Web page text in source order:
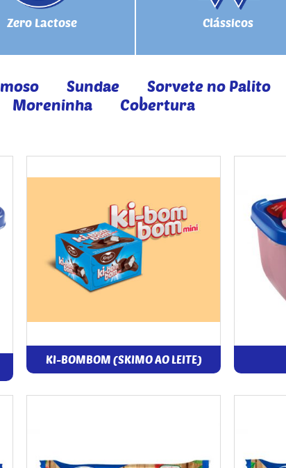
Zero Lactose Clássicos
Sundae Sorvete no Palito
Moreninha Cobertura
KI-BOMBOM (SKIMO AO LEITE)